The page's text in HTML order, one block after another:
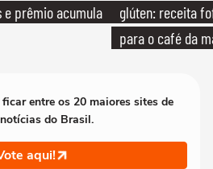
e prêmio acumula
glúten: receita
para o café da
entre os 20 maiores sites de
notícias do Brasil.
aqui!